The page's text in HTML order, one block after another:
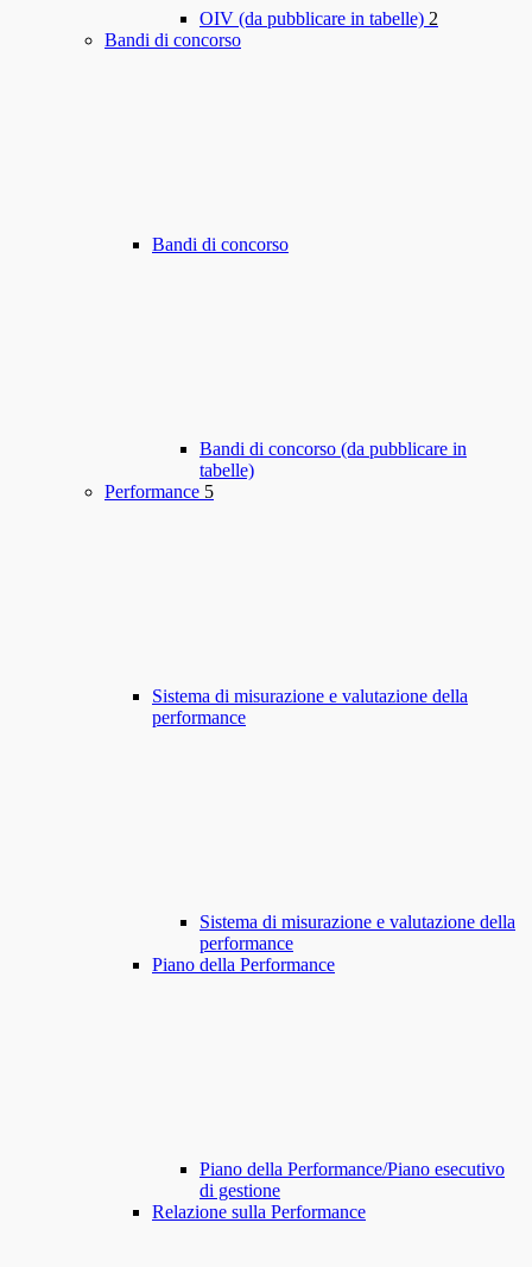
OIV (da pubblicare in tabelle) 2
Bandi di concorso
Bandi di concorso
Bandi di concorso (da pubblicare in
tabelle)
Performance 5
Sistema di misurazione e valutazione della
performance
Sistema di misurazione e valutazione della
performance
Piano della Performance
Piano della Performance/Piano esecutivo
di gestione
Relazione sulla Performance